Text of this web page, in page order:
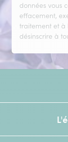
données vous
effacement,
traitement et à
désinscrire à